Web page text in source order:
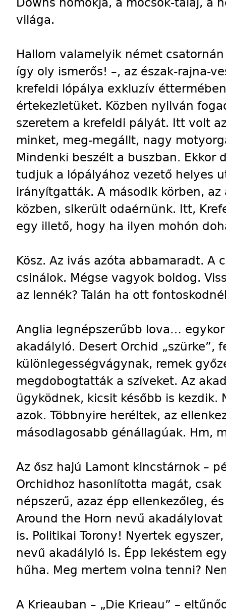
világa.
Hallom valamelyik német
így oly ismerős! –, az észak-rajna-
krefeldi lópálya exkluzív
értekezletüket. Közben nyilván
szeretem a krefeldi pályát. Itt volt
minket, meg-megállt, nagy
Mindenki beszélt a buszban. Ekkor
tudjuk a lópályához vezető helyes
irányítgatták. A második körben,
közben, sikerült odaérnünk. Itt,
egy illető, hogy ha ilyen mohón
Kösz. Az ivás azóta abbamaradt. A
csinálok. Mégse vagyok boldog.
az lennék? Talán ha ott
Anglia legnépszerűbb lova…
akadályló. Desert Orchid „szürke”,
különlegességvágynak, remek
megdobogtatták a szíveket. Az
ügyködnek, kicsit később is kezdik.
azok. Többnyire heréltek, az
másodlagosabb génállagúak. Hm,
Az ősz hajú Lamont kincstárnok –
Orchidhoz hasonlította magát,
népszerű, azaz épp ellenkezőleg,
Around the Horn nevű akadálylovat
is. Politikai Torony! Nyertek
nevű akadályló is. Épp lekéstem
hűha. Meg mertem volna tenni?
A Krieauban – „Die Krieau” –